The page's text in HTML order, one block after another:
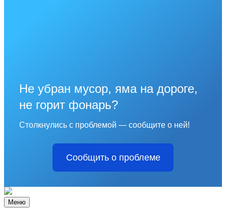
Не убран мусор, яма на дороге,
не горит фонарь?
Столкнулись с проблемой — сообщите о ней!
Сообщить о проблеме
Меню